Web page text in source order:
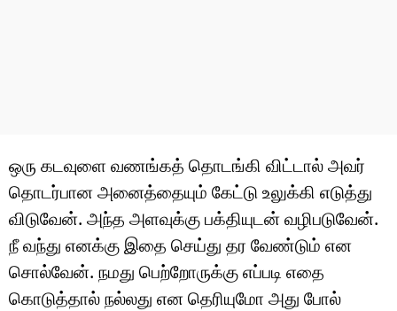
ஒரு கடவுளை வணங்கத் தொடங்கி விட்டால் அவர்
தொடர்பான அனைத்தையும் கேட்டு உலுக்கி எடுத்து
விடுவேன். அந்த அளவுக்கு பக்தியுடன் வழிபடுவேன்.
நீ வந்து எனக்கு இதை செய்து தர வேண்டும் என
சொல்வேன். நமது பெற்றோருக்கு எப்படி எதை
கொடுத்தால் நல்லது என தெரியுமோ அது போல்